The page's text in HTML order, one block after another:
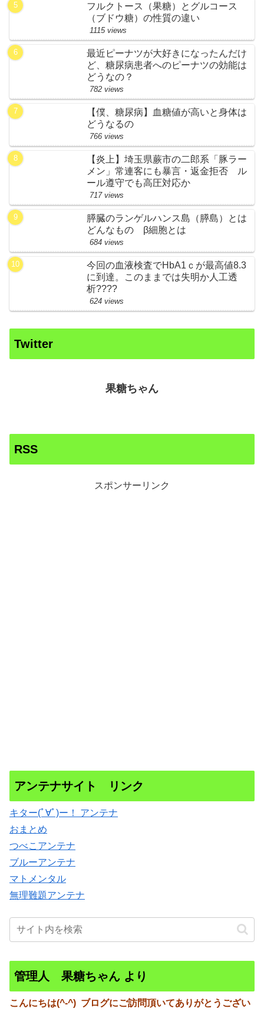
フルクトース（果糖）とグルコース
（ブドウ糖）の性質の違い
1115 views
最近ピーナツが大好きになったんだけ
ど、糖尿病患者へのピーナツの効能は
どうなの？
782 views
【僕、糖尿病】血糖値が高いと身体は
どうなるの
766 views
【炎上】埼玉県蕨市の二郎系「豚ラー
メン」常連客にも暴言・返金拒否 ル
ール遵守でも高圧対応か
717 views
膵臓のランゲルハンス島（膵島）とは
どんなもの β細胞とは
684 views
今回の血液検査でHbA1ｃが最高値8.3
に到達。このままでは失明か人工透
析????
624 views
Twitter
果糖ちゃん
RSS
スポンサーリンク
アンテナサイト リンク
キター(ﾟ∀ﾟ)ー！ アンテナ
おまとめ
つべこアンテナ
ブルーアンテナ
マトメンタル
無理難題アンテナ
管理人 果糖ちゃん より
こんにちは(^-^) ブログにご訪問頂いてありがとうござい